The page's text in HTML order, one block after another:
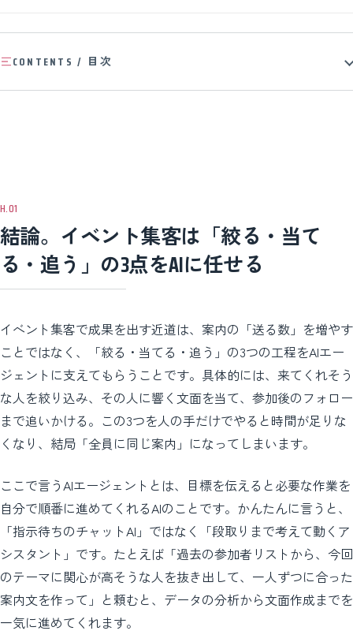
CONTENTS / 目次
結論。イベント集客は「絞る・当て
る・追う」の3点をAIに任せる
イベント集客で成果を出す近道は、案内の「送る数」を増やす
ことではなく、「絞る・当てる・追う」の3つの工程をAIエー
ジェントに支えてもらうことです。具体的には、来てくれそう
な人を絞り込み、その人に響く文面を当て、参加後のフォロー
まで追いかける。この3つを人の手だけでやると時間が足りな
くなり、結局「全員に同じ案内」になってしまいます。
ここで言うAIエージェントとは、目標を伝えると必要な作業を
自分で順番に進めてくれるAIのことです。かんたんに言うと、
「指示待ちのチャットAI」ではなく「段取りまで考えて動くア
シスタント」です。たとえば「過去の参加者リストから、今回
のテーマに関心が高そうな人を抜き出して、一人ずつに合った
案内文を作って」と頼むと、データの分析から文面作成までを
一気に進めてくれます。